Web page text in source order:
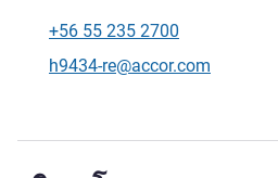
โทรศัพท์
+56 55 235 2700
อีเมลติดต่อ
h9434-re@accor.com